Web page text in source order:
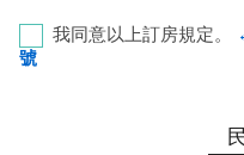
我同意以上訂房規定。
號
彰化銀行-九如路分行 代